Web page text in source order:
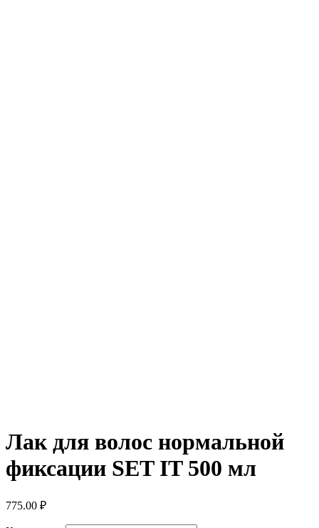
Лак для волос нормальной
фиксации SET IT 500 мл
775.00 ₽